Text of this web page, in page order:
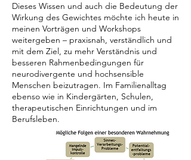
Dieses Wissen und auch die Bedeutung der
Wirkung des Gewichtes möchte ich heute in
meinen Vorträgen und Workshops
weitergeben – praxisnah, verständlich und
mit dem Ziel, zu mehr Verständnis und
besseren Rahmenbedingungen für
neurodivergente und hochsensible
Menschen beizutragen. Im Familienalltag
ebenso wie in Kindergärten, Schulen,
therapeutischen Einrichtungen und im
Berufsleben.